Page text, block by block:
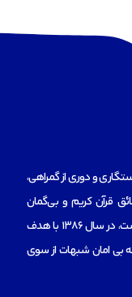
و دوری از گمراهی،
قرآن کریم و بی‌گمان
معارف اعتقادی سرلوحه آموزه‌های ائمه معصومان است، در سال 1386 با هدف
بی امان شبهات از سوی